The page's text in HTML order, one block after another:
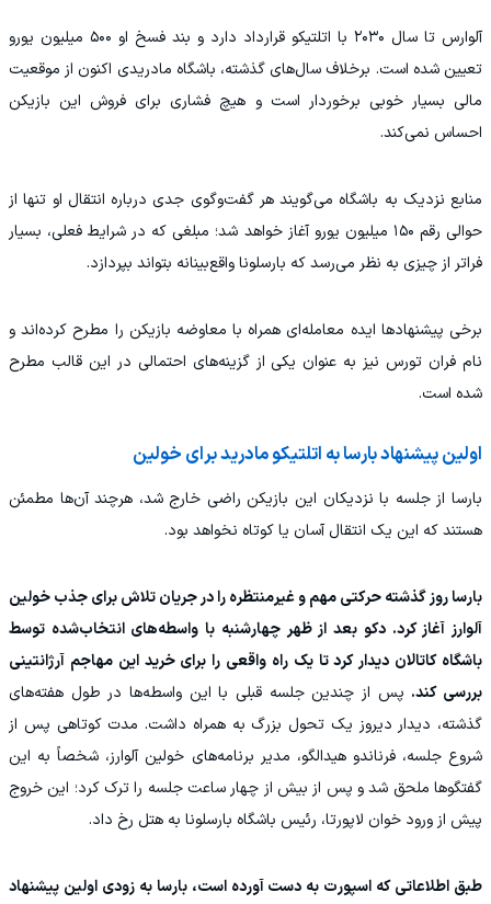
آلوارس تا سال ۲۰۳۰ با اتلتیکو قرارداد دارد و بند فسخ او ۵۰۰ میلیون یورو
تعیین شده است. برخلاف سال‌های گذشته، باشگاه مادریدی اکنون از موقعیت
مالی بسیار خوبی برخوردار است و هیچ فشاری برای فروش این بازیکن
احساس نمی‌کند.
منابع نزدیک به باشگاه می‌گویند هر گفت‌وگوی جدی درباره انتقال او تنها از
حوالی رقم ۱۵۰ میلیون یورو آغاز خواهد شد؛ مبلغی که در شرایط فعلی، بسیار
فراتر از چیزی به نظر می‌رسد که بارسلونا واقع‌بینانه بتواند بپردازد.
برخی پیشنهادها ایده معامله‌ای همراه با معاوضه بازیکن را مطرح کرده‌اند و
نام فران تورس نیز به عنوان یکی از گزینه‌های احتمالی در این قالب مطرح
شده است.
اولین پیشنهاد بارسا به اتلتیکو مادرید برای خولین
بارسا از جلسه با نزدیکان این بازیکن راضی خارج شد، هرچند آن‌ها مطمئن
هستند که این یک انتقال آسان یا کوتاه نخواهد بود.
بارسا روز گذشته حرکتی مهم و غیرمنتظره را در جریان تلاش برای جذب خولین
آلوارز آغاز کرد. دکو بعد از ظهر چهارشنبه با واسطه‌های انتخاب‌شده توسط
باشگاه کاتالان دیدار کرد تا یک راه واقعی را برای خرید این مهاجم آرژانتینی
بررسی کند. پس از چندین جلسه قبلی با این واسطه‌ها در طول هفته‌های
گذشته، دیدار دیروز یک تحول بزرگ به همراه داشت. مدت کوتاهی پس از
شروع جلسه، فرناندو هیدالگو، مدیر برنامه‌های خولین آلوارز، شخصاً به این
گفتگوها ملحق شد و پس از بیش از چهار ساعت جلسه را ترک کرد؛ این خروج
پیش از ورود خوان لاپورتا، رئیس باشگاه بارسلونا به هتل رخ داد.
طبق اطلاعاتی که اسپورت به دست آورده است، بارسا به زودی اولین پیشنهاد